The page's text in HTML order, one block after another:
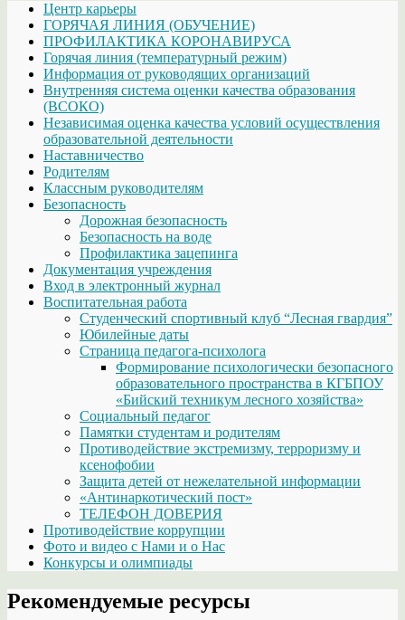
Центр карьеры
ГОРЯЧАЯ ЛИНИЯ (ОБУЧЕНИЕ)
ПРОФИЛАКТИКА КОРОНАВИРУСА
Горячая линия (температурный режим)
Информация от руководящих организаций
Внутренняя система оценки качества образования
(ВСОКО)
Независимая оценка качества условий осуществления
образовательной деятельности
Наставничество
Родителям
Классным руководителям
Безопасность
Дорожная безопасность
Безопасность на воде
Профилактика зацепинга
Документация учреждения
Вход в электронный журнал
Воспитательная работа
Студенческий спортивный клуб “Лесная гвардия”
Юбилейные даты
Страница педагога-психолога
Формирование психологически безопасного
образовательного пространства в КГБПОУ
«Бийский техникум лесного хозяйства»
Социальный педагог
Памятки студентам и родителям
Противодействие экстремизму, терроризму и
ксенофобии
Защита детей от нежелательной информации
«Антинаркотический пост»
ТЕЛЕФОН ДОВЕРИЯ
Противодействие коррупции
Фото и видео с Нами и о Нас
Конкурсы и олимпиады
Рекомендуемые ресурсы